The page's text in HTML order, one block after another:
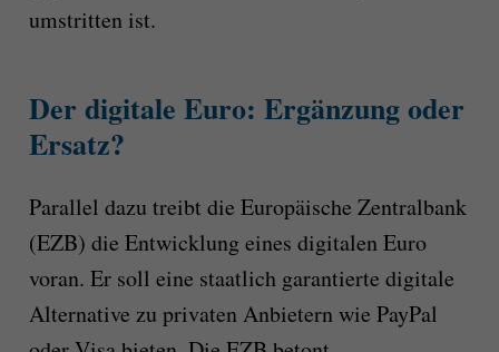
umstritten ist.
Der digitale Euro: Ergänzung oder
Ersatz?
Parallel dazu treibt die Europäische Zentralbank
(EZB) die Entwicklung eines digitalen Euro
voran. Er soll eine staatlich garantierte digitale
Alternative zu privaten Anbietern wie PayPal